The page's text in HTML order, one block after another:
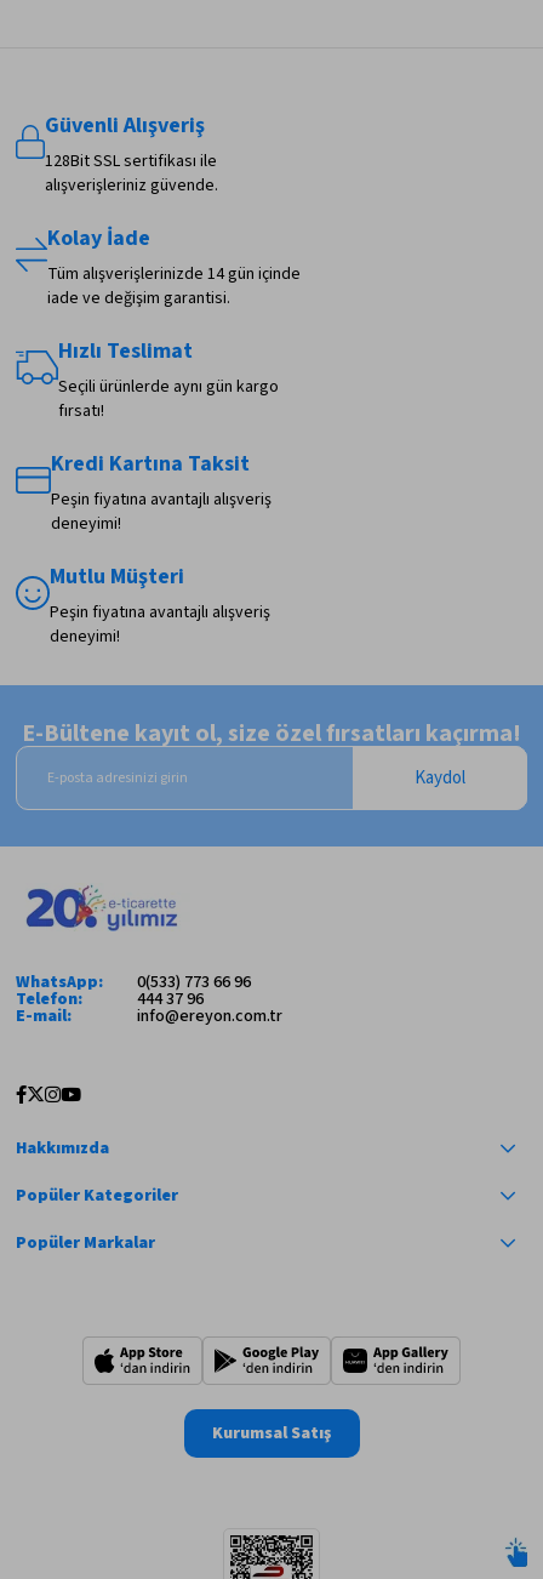
Güvenli Alışveriş
128Bit SSL sertifikası ile
alışverişleriniz güvende.
Kolay İade
Tüm alışverişlerinizde 14 gün içinde
iade ve değişim garantisi.
Hızlı Teslimat
Seçili ürünlerde aynı gün kargo
fırsatı!
Kredi Kartına Taksit
Peşin fiyatına avantajlı alışveriş
deneyimi!
Mutlu Müşteri
Peşin fiyatına avantajlı alışveriş
deneyimi!
E-Bültene kayıt ol, size özel fırsatları kaçırma!
Kaydol
WhatsApp: 0(533) 773 66 96
Telefon: 444 37 96
E-mail: info@ereyon.com.tr
Hakkımızda
Popüler Kategoriler
Popüler Markalar
Kurumsal Satış